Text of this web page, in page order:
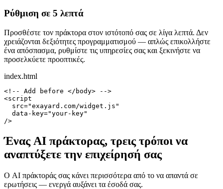
Ρύθμιση σε 5 λεπτά
Προσθέστε τον πράκτορα στον ιστότοπό σας σε λίγα λεπτά. Δεν
χρειάζονται δεξιότητες προγραμματισμού — απλώς επικολλήστε
ένα απόσπασμα, ρυθμίστε τις υπηρεσίες σας και ξεκινήστε να
προσελκύετε προοπτικές.
index.html
<!-- Add before </body> -->
<script
src="exayard.com/widget.js"
data-key="your-key"
/>
Ένας AI πράκτορας, τρεις τρόποι να
αναπτύξετε την επιχείρησή σας
Ο AI πράκτοράς σας κάνει περισσότερα από το να απαντά σε
ερωτήσεις — ενεργά αυξάνει τα έσοδά σας.